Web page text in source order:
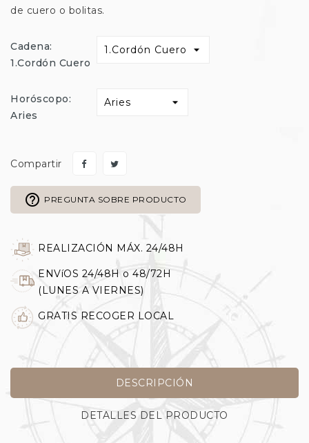
de cuero o bolitas.
Cadena:
1.Cordón Cuero
Horóscopo:
Aries
Compartir
help_outline PREGUNTA SOBRE PRODUCTO
REALIZACIÓN MÁX. 24/48H
ENVíOS 24/48H o 48/72H
(LUNES A VIERNES)
GRATIS RECOGER LOCAL
DESCRIPCIÓN
DETALLES DEL PRODUCTO